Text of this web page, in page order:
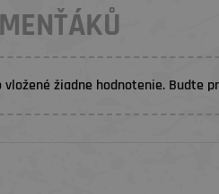
žiadne hodnotenie. Budte